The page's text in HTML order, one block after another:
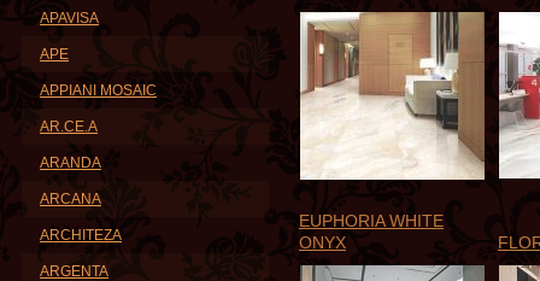
EUPHORIA WHITE
ONYX
APAVISA
APE
APPIANI MOSAIC
AR.CE.A
ARANDA
ARCANA
ARCHITEZA
ARGENTA